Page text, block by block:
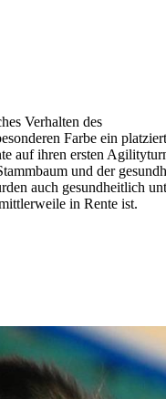
Verhalten des
Farbe ein
ihren ersten
und der
auch gesundheitlich
in Rente ist.